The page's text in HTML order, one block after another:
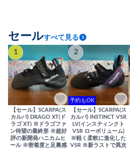
セールすべて見る
1
【セール】SCARPA(ス
カルパ) DRAGO XT(ド
ラゴ XT) ※ドラゴファ
ン待望の最終形 ※超好
評の新開発ハニカムヒ
ール ※密着度と足裏感
2
予約もOK
【セール】SCARPA(ス
カルパ) INSTINCT VSR
LV(インスティンクト
VSR ローボリューム)
※軽く柔軟に進化した
VSR ※新ラストで異次